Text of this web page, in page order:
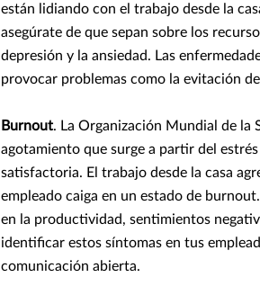
están lidiando con el trabajo desde la
asegúrate de que sepan sobre los
depresión y la ansiedad. Las
provocar problemas como la evitación
Burnout. La Organización Mundial de la
agotamiento que surge a partir del
satisfactoria. El trabajo desde la casa
empleado caiga en un estado de
en la productividad, sentimientos
identificar estos síntomas en tus
comunicación abierta.